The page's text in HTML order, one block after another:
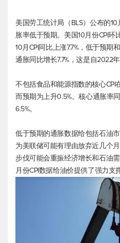
美国劳工统计局（BLS）公布的
胀率低于预期。美国10月份CPI环
10月CPI同比上涨7.7%，低于预期
通胀同比增长7.7%，这是自2022
不包括食品和能源指数的核心CPI
而预期为上升0.5%。核心通胀率
6.5%。
低于预期的通胀数据给包括石油
为美联储可能有理由放弃近几个
步伐可能会重振经济增长和石油
月份CPI数据给油价提供了强力支撑